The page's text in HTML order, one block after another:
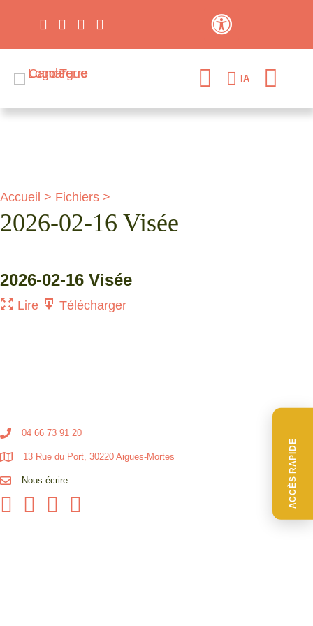
ACCÈS RAPIDE
IA
Accueil > Fichiers >
2026-02-16 Visée
2026-02-16 Visée
Lire Télécharger
04 66 73 91 20
13 Rue du Port, 30220 Aigues-Mortes
Nous écrire